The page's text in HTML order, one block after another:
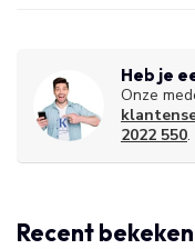
Heb je
Onze
2022 550.
Recent bekeken